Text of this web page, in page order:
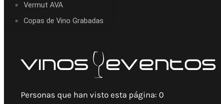
Vermut AVA
Copas de Vino Grabadas
Personas que han visto esta página: 0